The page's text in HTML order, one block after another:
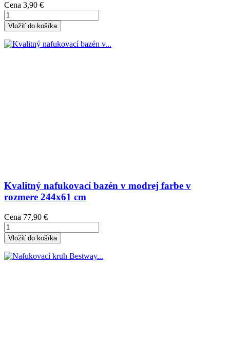
Cena 3,90 €
Vložiť do košíka
Kvalitný nafukovací bazén v modrej farbe v
rozmere 244x61 cm
Cena 77,90 €
Vložiť do košíka